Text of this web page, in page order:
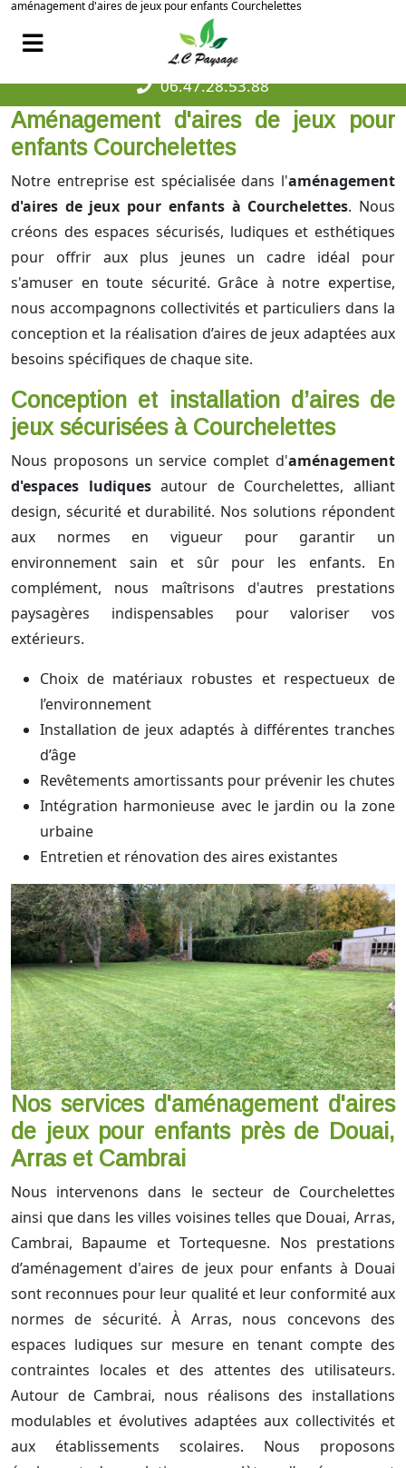
aménagement d'aires de jeux pour enfants Courchelettes
06.47.28.53.88
Aménagement d'aires de jeux pour
enfants Courchelettes
Notre entreprise est spécialisée dans l'aménagement
d'aires de jeux pour enfants à Courchelettes. Nous
créons des espaces sécurisés, ludiques et esthétiques
pour offrir aux plus jeunes un cadre idéal pour
s'amuser en toute sécurité. Grâce à notre expertise,
nous accompagnons collectivités et particuliers dans la
conception et la réalisation d’aires de jeux adaptées aux
besoins spécifiques de chaque site.
Conception et installation d’aires de
jeux sécurisées à Courchelettes
Nous proposons un service complet d'aménagement
d'espaces ludiquesautour de Courchelettes, alliant
design, sécurité et durabilité. Nos solutions répondent
aux normes en vigueur pour garantir un
environnement sain et sûr pour les enfants. En
complément, nous maîtrisons d'autres prestations
paysagères indispensables pour valoriser vos
extérieurs.
Choix de matériaux robustes et respectueux de
l’environnement
Installation de jeux adaptés à différentes tranches
d’âge
Revêtements amortissants pour prévenir les chutes
Intégration harmonieuse avec le jardin ou la zone
urbaine
Entretien et rénovation des aires existantes
Nos services d'aménagement d'aires
de jeux pour enfants près de Douai,
Arras et Cambrai
Nous intervenons dans le secteur de Courchelettes
ainsi que dans les villes voisines telles que Douai, Arras,
Cambrai, Bapaume et Tortequesne. Nos prestations
d’aménagement d'aires de jeux pour enfants à Douai
sont reconnues pour leur qualité et leur conformité aux
normes de sécurité. À Arras, nous concevons des
espaces ludiques sur mesure en tenant compte des
contraintes locales et des attentes des utilisateurs.
Autour de Cambrai, nous réalisons des installations
modulables et évolutives adaptées aux collectivités et
aux établissements scolaires. Nous proposons